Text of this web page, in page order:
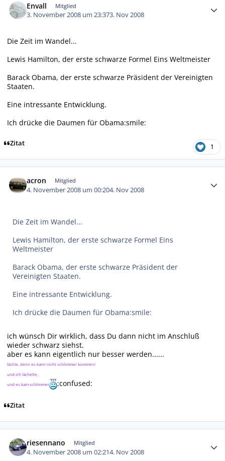
Envall Mitglied
3. November 2008 um 23:373. Nov 2008
Die Zeit im Wandel...
Lewis Hamilton, der erste schwarze Formel Eins Weltmeister
Barack Obama, der erste schwarze Präsident der Vereinigten
Staaten.
Eine intressante Entwicklung.
Ich drücke die Daumen für Obama:smile:
Zitat 1
acron Mitglied
4. November 2008 um 00:204. Nov 2008
Die Zeit im Wandel...
Lewis Hamilton, der erste schwarze Formel Eins
Weltmeister
Barack Obama, der erste schwarze Präsident der
Vereinigten Staaten.
Eine intressante Entwicklung.
Ich drücke die Daumen für Obama:smile:
ich wünsch Dir wirklich, dass Du dann nicht im Anschluß
wieder schwarz siehst.
aber es kann eigentlich nur besser werden......
lächle, denn es kann nicht schlimmer kommen!
und ich lächelte,
und es kam schlimmer
:confused:
Zitat
riesennano Mitglied
4. November 2008 um 02:214. Nov 2008